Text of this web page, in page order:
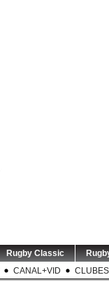
Rugby Classic
CANAL+VID CLUBES